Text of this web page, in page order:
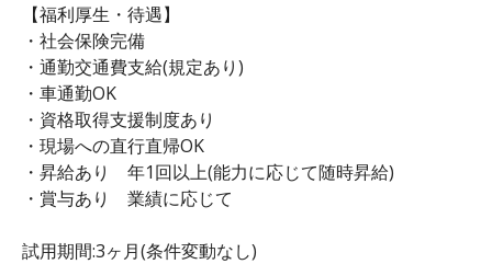
【福利厚生・待遇】
・社会保険完備
・通勤交通費支給(規定あり)
・車通勤OK
・資格取得支援制度あり
・現場への直行直帰OK
・昇給あり 年1回以上(能力に応じて随時昇給)
・賞与あり 業績に応じて
試用期間:3ヶ月(条件変動なし)